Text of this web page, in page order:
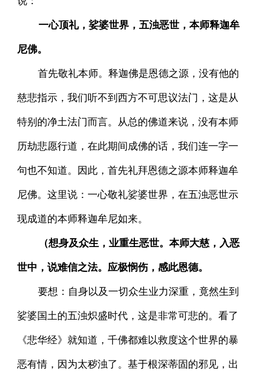
一心顶礼，娑婆世界，五浊恶世，本师释迦牟
尼佛。
首先敬礼本师。释迦佛是恩德之源，没有他的
慈悲指示，我们听不到西方不可思议法门，这是从
特别的净土法门而言。从总的佛道来说，没有本师
历劫悲愿行道，在此期间成佛的话，我们连一字一
句也不知道。因此，首先礼拜恩德之源本师释迦牟
尼佛。这里说：一心敬礼娑婆世界，在五浊恶世示
现成道的本师释迦牟尼如来。
（想身及众生，业重生恶世。本师大慈，入恶
世中，说难信之法。应极悯伤，感此恩德。
要想：自身以及一切众生业力深重，竟然生到
娑婆国土的五浊炽盛时代，这是非常可悲的。看了
《悲华经》就知道，千佛都难以救度这个世界的暴
恶有情，因为太秽浊了。基于根深蒂固的邪见，出